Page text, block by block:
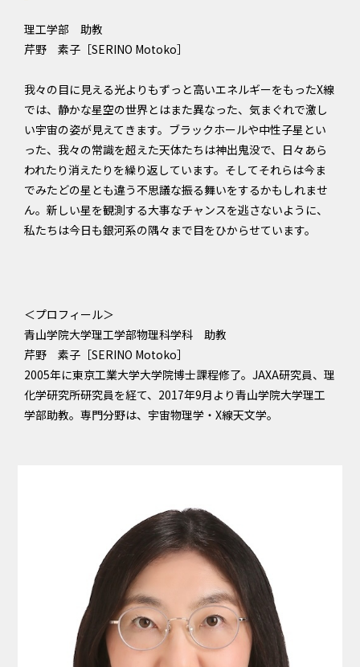
理工学部 助教
芹野 素子［SERINO Motoko］
我々の目に見える光よりもずっと高いエネルギーをもったX線
では、静かな星空の世界とはまた異なった、気まぐれで激し
い宇宙の姿が見えてきます。ブラックホールや中性子星とい
った、我々の常識を超えた天体たちは神出鬼没で、日々あら
われたり消えたりを繰り返しています。そしてそれらは今ま
でみたどの星とも違う不思議な振る舞いをするかもしれませ
ん。新しい星を観測する大事なチャンスを逃さないように、
私たちは今日も銀河系の隅々まで目をひからせています。
＜プロフィール＞
青山学院大学理工学部物理科学科 助教
芹野 素子［SERINO Motoko］
2005年に東京工業大学大学院博士課程修了。JAXA研究員、理
化学研究所研究員を経て、2017年9月より青山学院大学理工
学部助教。専門分野は、宇宙物理学・X線天文学。